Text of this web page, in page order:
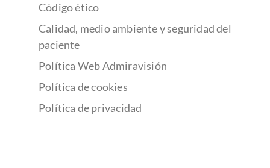
Código ético
Calidad, medio ambiente y seguridad del
paciente
Política Web Admiravisión
Política de cookies
Política de privacidad